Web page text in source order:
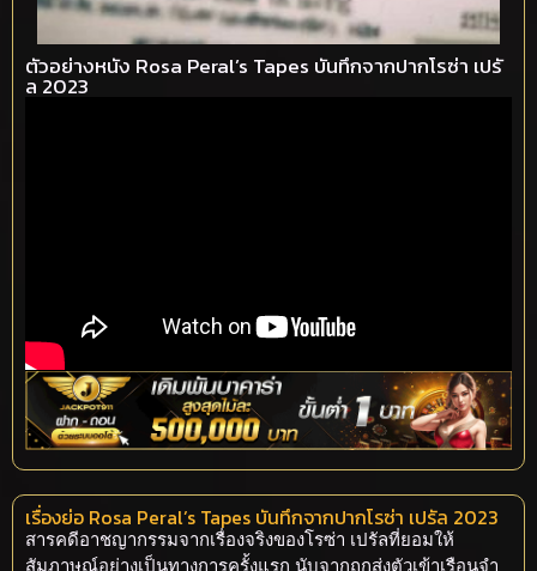
ตัวอย่างหนัง Rosa Peral’s Tapes บันทึกจากปากโรซ่า เปรั
ล 2023
เรื่องย่อ Rosa Peral’s Tapes บันทึกจากปากโรซ่า เปรัล 2023
สารคดีอาชญากรรมจากเรื่องจริงของโรซ่า เปรัลที่ยอมให้